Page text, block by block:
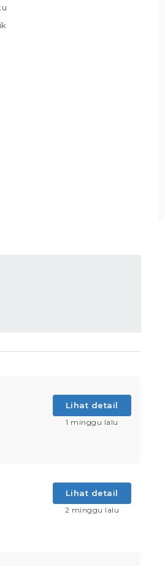
Lihat detail
1 minggu lalu
Lihat detail
2 minggu lalu
Tugas /
pembukuan
entry
kepada
backup an
bulannya